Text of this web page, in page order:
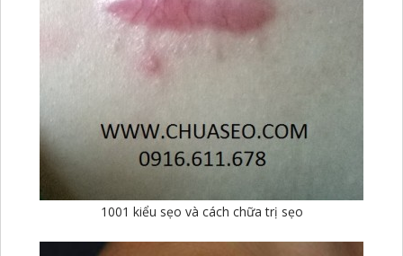
1001 kiểu sẹo và cách chữa trị sẹo